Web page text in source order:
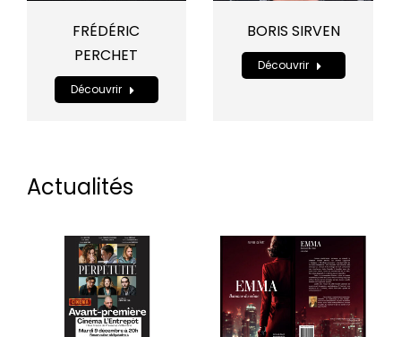
FRÉDÉRIC
PERCHET
Découvrir
BORIS SIRVEN
Découvrir
Actualités